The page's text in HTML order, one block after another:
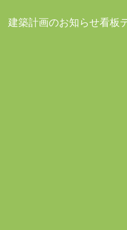
建築計画のお知らせ看板